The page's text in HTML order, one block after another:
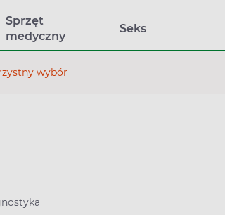
Sprzęt
medyczny
Seks
wybór